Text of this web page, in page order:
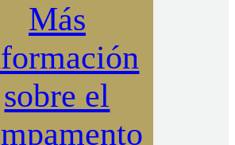
Más
sobre el